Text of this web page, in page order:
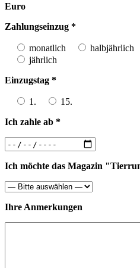
Euro
Zahlungseinzug *
monatlich halbjährlich
jährlich
Einzugstag *
1.
15.
Ich zahle ab *
Ich möchte das Magazin
Ihre Anmerkungen